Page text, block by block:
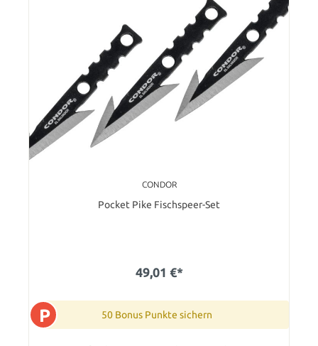
CONDOR
Pocket Pike Fischspeer-Set
49,01 €*
P 50 Bonus Punkte sichern